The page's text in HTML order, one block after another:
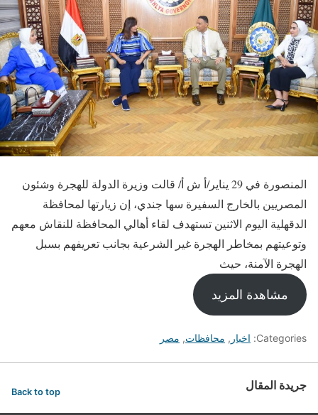
المنصورة في 29 يناير/أ ش أ/ قالت وزيرة الدولة للهجرة وشئون
المصريين بالخارج السفيرة سها جندي، إن زيارتها لمحافظة
الدقهلية اليوم الاثنين تستهدف لقاء أهالي المحافظة للنقاش معهم
وتوعيتهم بمخاطر الهجرة غير الشرعية بجانب تعريفهم بسبل
الهجرة الآمنة، حيث
مشاهدة المزيد
Categories: اخبار , محافظات, مصر
جريدة المقال Back to top